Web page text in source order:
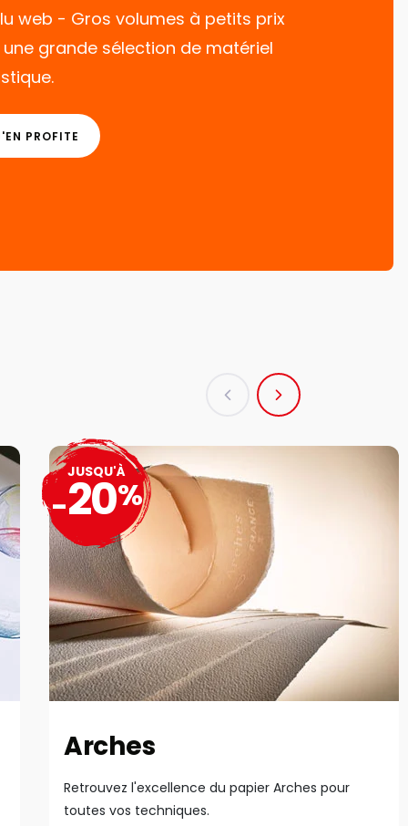
web - Gros volumes à petits prix
une grande sélection de matériel
PROFITE
Arches
Retrouvez l'excellence du papier Arches pour
toutes vos techniques.
JUSQU'À
-20%